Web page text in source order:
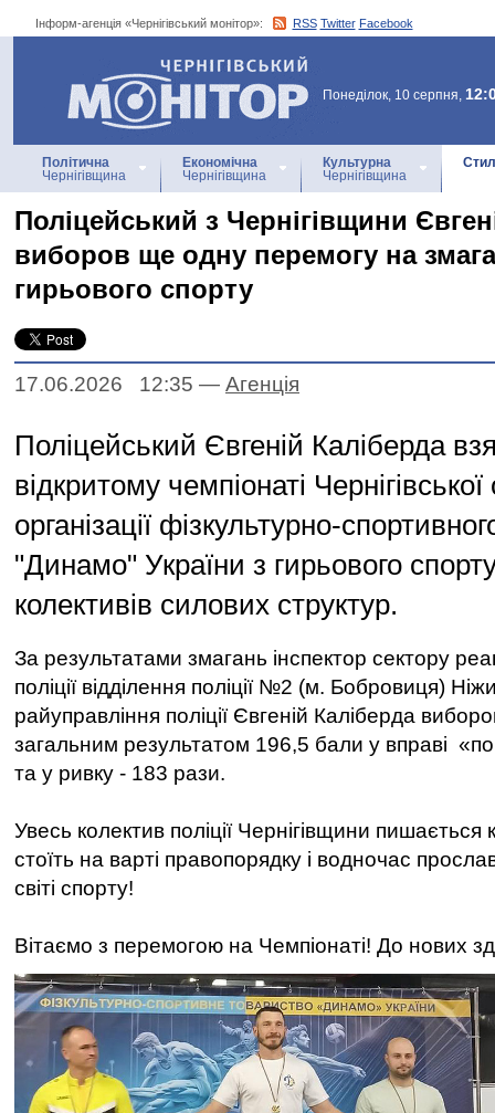
Інформ-агенція «Чернігівський монітор»: RSS Twitter Facebook
Інформ-агенція
«Чернігівський монітор»
Понеділок, 10 серпня,
Політична
Чернігівщина
Економічна
Чернігівщина
Культурна
Чернігівщина
Поліцейський з Чернігівщини
виборов ще одну перемогу на
гирьового спорту
17.06.2026 12:35 — Агенцiя
Поліцейський Євгеній Каліберда
відкритому чемпіонаті
організації фізкультурно-
"Динамо" України з гирьового
колективів силових структур.
За результатами змагань інспектор сектору
поліції відділення поліції №2 (м. Бобровиця)
райуправління поліції Євгеній Каліберда
загальним результатом 196,5 бали у вправі
та у ривку - 183 рази.
Увесь колектив поліції Чернігівщини
стоїть на варті правопорядку і водночас
світі спорту!
Вітаємо з перемогою на Чемпіонаті! До нових